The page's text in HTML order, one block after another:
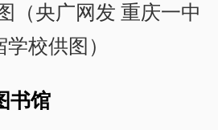
（央广网发 重庆一中
学校供图）
书馆